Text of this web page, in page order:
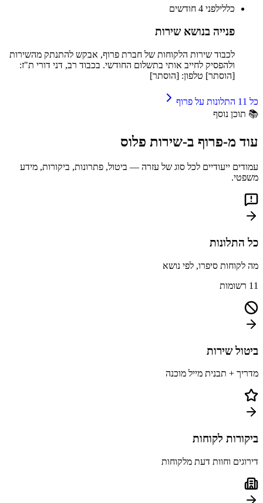
כללילפני 4 חודשים
פנייה בנושא שירות
לכבוד שירות הלקוחות של חברת פרוף, אבקש להתנתק מהשירות
ולהפסיק לחייב אותי בתשלום החודשי. בכבוד רב, דני דורי ת"ז:
[הוסתר] טלפון: [הוסתר]
כל 11 התלונות על פרוף
📚 תוכן נוסף
עוד מ-פרוף ב-שירות פלוס
עמודים ייעודיים לכל סוג של עזרה — ביטול, פתרונות, ביקורות, מידע
משפטי.
כל התלונות
מה לקוחות סיפרו, לפי נושא
11 רשומות
ביטול שירות
מדריך + תבנית מייל מוכנה
ביקורות לקוחות
דירוגים וחוות דעת מלקוחות